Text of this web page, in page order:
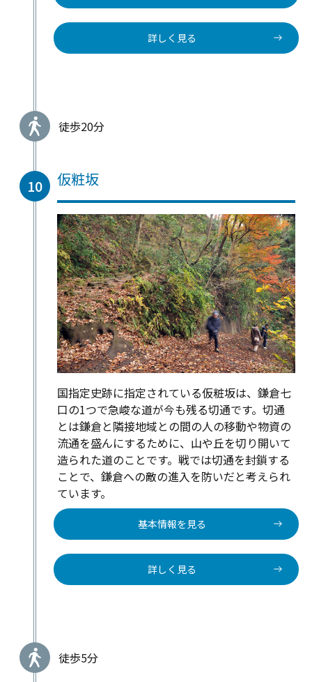
詳しく見る
徒歩20分
10 仮粧坂
国指定史跡に指定されている仮粧坂は、鎌倉七
口の1つで急峻な道が今も残る切通です。切通
とは鎌倉と隣接地域との間の人の移動や物資の
流通を盛んにするために、山や丘を切り開いて
造られた道のことです。戦では切通を封鎖する
ことで、鎌倉への敵の進入を防いだと考えられ
ています。
基本情報を見る
詳しく見る
徒歩5分